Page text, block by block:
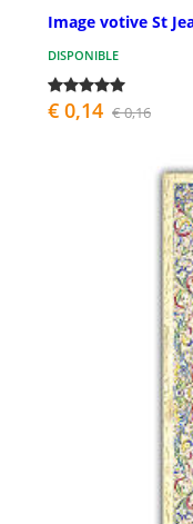
Image votive St
DISPONIBLE
€ 0,14 € 0,16